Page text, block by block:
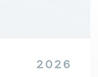
2026